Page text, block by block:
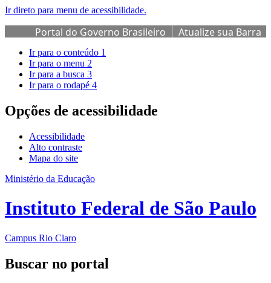
Ir direto para menu de acessibilidade.
Portal do Governo Brasileiro
Atualize sua Barra
de Governo
Ir para o conteúdo 1
Ir para o menu 2
Ir para a busca 3
Ir para o rodapé 4
Opções de acessibilidade
Acessibilidade
Alto contraste
Mapa do site
Ministério da Educação
Instituto Federal de São Paulo
Campus Rio Claro
Buscar no portal